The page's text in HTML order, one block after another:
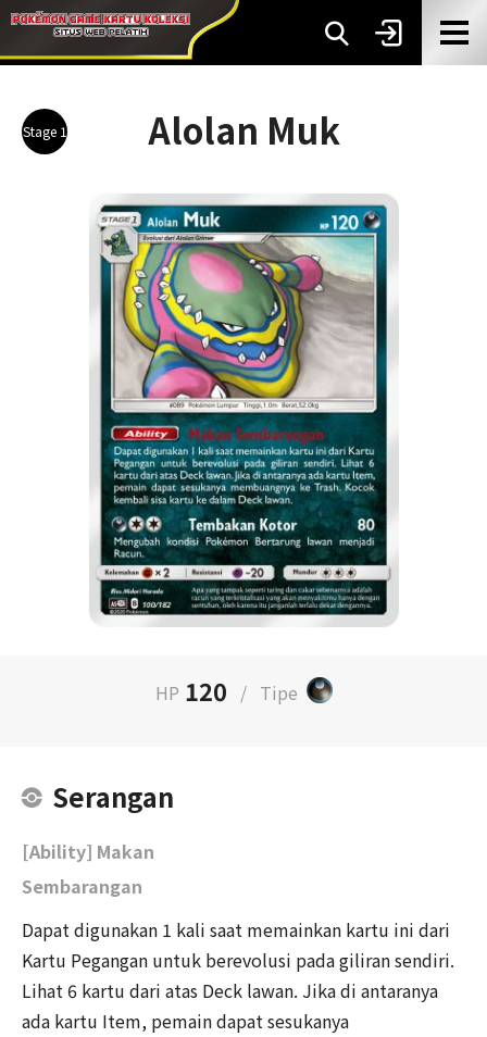
Stage 1 Alolan Muk
HP 120 / Tipe
Serangan
[Ability] Makan
Sembarangan
Dapat digunakan 1 kali saat memainkan kartu ini dari
Kartu Pegangan untuk berevolusi pada giliran sendiri.
Lihat 6 kartu dari atas Deck lawan. Jika di antaranya
ada kartu Item, pemain dapat sesukanya